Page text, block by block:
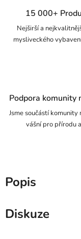
15 000+
Nejširší a
mysliveckého
Podpora komunity
Jsme součástí komunity
vášní pro přírodu
Popis
Diskuze